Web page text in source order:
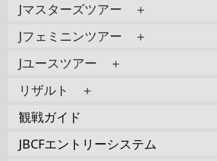
Jマスターズツアー ＋
Jフェミニンツアー ＋
Jユースツアー ＋
リザルト ＋
観戦ガイド
JBCFエントリーシステム